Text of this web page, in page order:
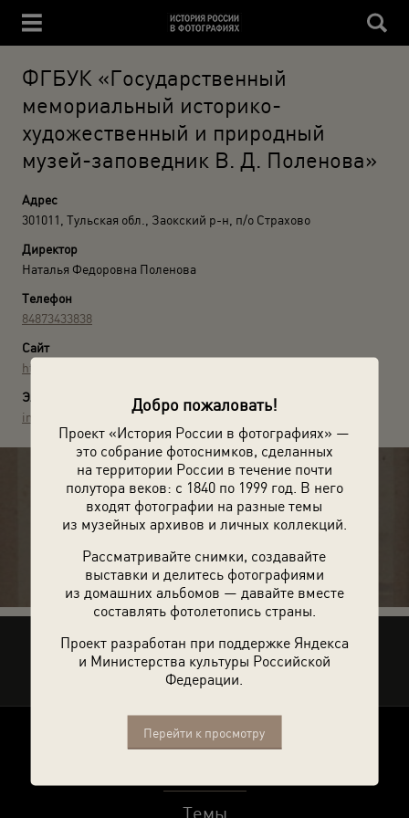
Добро пожаловать!
Проект «История России в фотографиях» —
это собрание фотоснимков, сделанных
на территории России в течение почти
полутора веков: с 1840 по 1999 год. В него
входят фотографии на разные темы
из музейных архивов и личных коллекций.
Рассматривайте снимки, создавайте
выставки и делитесь фотографиями
из домашних альбомов — давайте вместе
составлять фотолетопись страны.
Проект разработан при поддержке Яндекса
и Министерства культуры Российской
Федерации.
Перейти к просмотру
ФГБУК «Государственный
мемориальный историко-
художественный и природный
музей-заповедник В. Д. Поленова»
Адрес
301011, Тульская обл., Заокский р-н, п/о Страхово
Директор
Наталья Федоровна Поленова
Телефон
84873433838
Сайт
http://polenovo.ru
Электронная почта
info@polenovo.ru
21 фотография
Рассказать друзьям
Темы